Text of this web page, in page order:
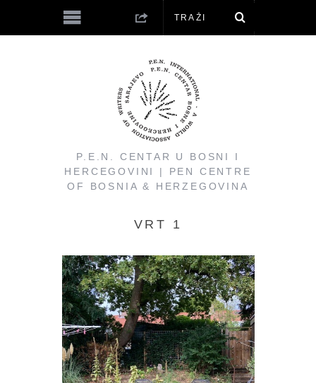
P.E.N. CENTAR U BOSNI I
HERCEGOVINI | PEN CENTRE
OF BOSNIA & HERZEGOVINA
VRT 1